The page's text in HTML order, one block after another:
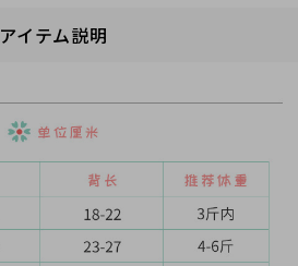
アイテム説明